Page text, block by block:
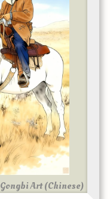
Gongbi Art (Chinese)